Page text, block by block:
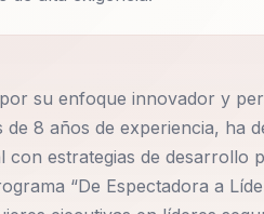
su enfoque innovador y
8 años de experiencia, ha
estrategias de desarrollo
“De Espectadora a